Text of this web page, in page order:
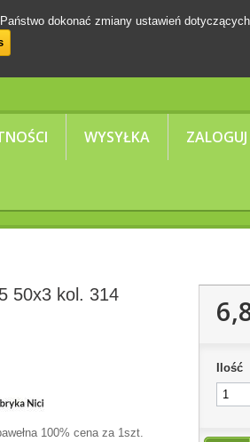
WYSYŁKA ZALOGUJ
dokonać zmiany ustawień
50x3 kol. 314
100% cena za 1szt.
Ilość